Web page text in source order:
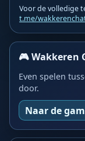
Voor de volledige
t.me/
🎮 Wakkeren
Even spelen
door.
Naar de